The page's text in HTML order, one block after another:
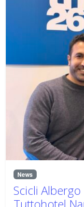
News
Scicli